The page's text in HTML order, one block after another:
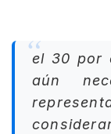
el 30 por
aún